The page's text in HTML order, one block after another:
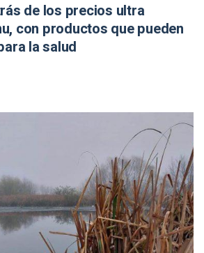
de los precios ultra
con productos que pueden
la salud